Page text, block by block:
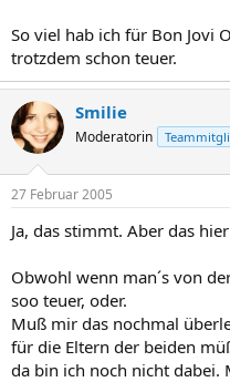
So viel hab ich für Bon Jovi
trotzdem schon teuer.
Smilie
Moderatorin
27 Februar 2005
Ja, das stimmt. Aber das
Obwohl wenn man´s von
soo teuer, oder.
Muß mir das nochmal
für die Eltern der beiden
da bin ich noch nicht dabei.